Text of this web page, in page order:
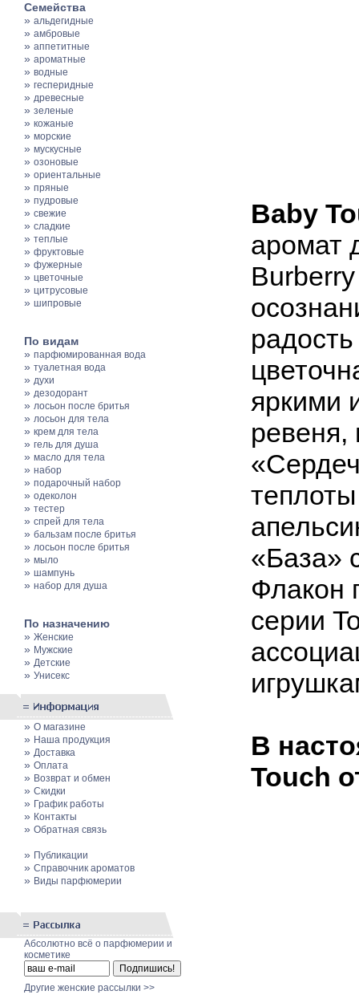
Семейства
» альдегидные
» амбровые
» аппетитные
» ароматные
» водные
» гесперидные
» древесные
» зеленые
» кожаные
» морские
» мускусные
» озоновые
» ориентальные
» пряные
» пудровые
» свежие
» сладкие
» теплые
» фруктовые
» фужерные
» цветочные
» цитрусовые
» шипровые
По видам
» парфюмированная вода
» туалетная вода
» духи
» дезодорант
» лосьон после бритья
» лосьон для тела
» крем для тела
» гель для душа
» масло для тела
» набор
» подарочный набор
» одеколон
» тестер
» спрей для тела
» бальзам после бритья
» лосьон после бритья
» мыло
» шампунь
» набор для душа
По назначению
» Женские
» Мужские
» Детские
» Унисекс
» О магазине
» Наша продукция
» Доставка
» Оплата
» Возврат и обмен
» Скидки
» График работы
» Контакты
» Обратная связь
» Публикации
» Cправочник ароматов
» Виды парфюмерии
Абсолютно всё о парфюмерии и
косметике
Другие женские рассылки >>
Baby
аромат
яркими
ревеня,
«База»
Флакон
серии
В
Touch